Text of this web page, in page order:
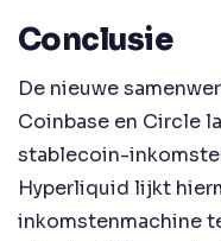
Conclusie
De nieuwe
Coinbase en Circle
stablecoin-
Hyperliquid lijkt
inkomstenmachine